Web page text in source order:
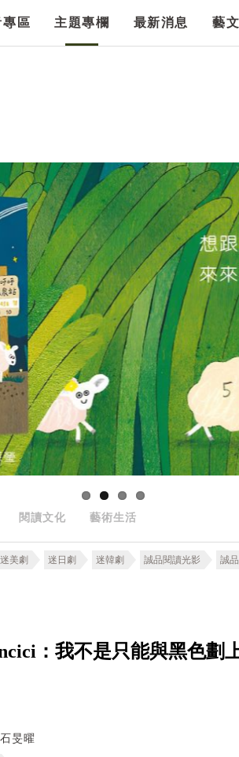
專區 主題專欄 最新消息 藝
閱讀文化 藝術生活
迷美劇 迷日劇 迷韓劇 誠品閱讀光影 誠
：我不是只能與黑色劃
石旻曜